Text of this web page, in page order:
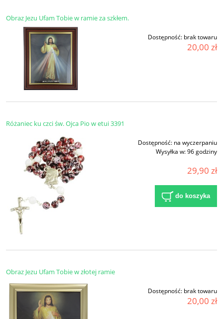
Obraz Jezu Ufam Tobie w ramie za szkłem.
Dostępność: brak towaru
20,00 zł
Różaniec ku czci św. Ojca Pio w etui 3391
Dostępność: na wyczerpaniu
Wysyłka w:96 godziny
29,90 zł
do koszyka
Obraz Jezu Ufam Tobie w złotej ramie
Dostępność: brak towaru
20,00 zł